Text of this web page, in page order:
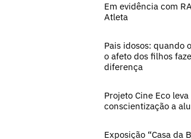
Em evidência com
Atleta
Pais idosos: quando
o afeto dos filhos
diferença
Projeto Cine Eco
conscientização a
Exposição “Casa da